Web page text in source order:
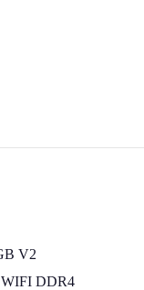
V2
DDR4